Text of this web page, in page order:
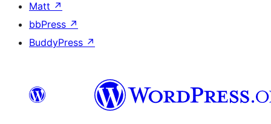
Matt ↗
bbPress ↗
BuddyPress ↗